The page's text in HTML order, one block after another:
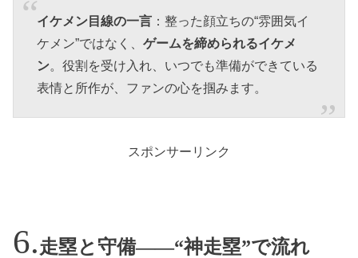
イケメン目線の一言：整った顔立ちの“雰囲気イ
ケメン”ではなく、 ゲームを締められるイケメ
ン。役割を受け入れ、いつでも準備ができている
表情と所作が、ファンの心を掴みます。
スポンサーリンク
走塁と守備——“神走塁”で流れ